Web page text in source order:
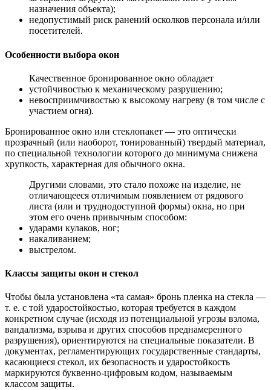
назначения объекта);
недопустимый риск ранений осколков персонала и/или
посетителей.
Особенности выбора окон
Качественное бронированное окно обладает
устойчивостью к механическому разрушению;
невосприимчивостью к высокому нагреву (в том числе с
участием огня).
Бронированное окно или стеклопакет — это оптически
прозрачный (или наоборот, тонированный) твердый материал,
по специальной технологии которого до минимума снижена
хрупкость, характерная для обычного окна.
Другими словами, это стало похоже на изделие, не
отличающееся отличимым появлением от рядового
листа (или и труднодоступной формы) окна, но при
этом его очень привычным способом:
ударами кулаков, ног;
накаливанием;
выстрелом.
Классы защиты окон и стекол
Чтобы была установлена «та самая» бронь пленка на стекла —
т. е. с той ударостойкостью, которая требуется в каждом
конкретном случае (исходя из потенциальной угрозы взлома,
вандализма, взрыва и других способов преднамеренного
разрушения), ориентируются на специальные показатели. В
документах, регламентирующих государственные стандарты,
касающиеся стекол, их безопасность и ударостойкость
маркируются буквенно-цифровым кодом, называемым
классом защиты.